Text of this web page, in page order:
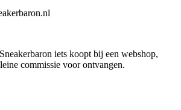
iets koopt bij een webshop,
commissie voor ontvangen.